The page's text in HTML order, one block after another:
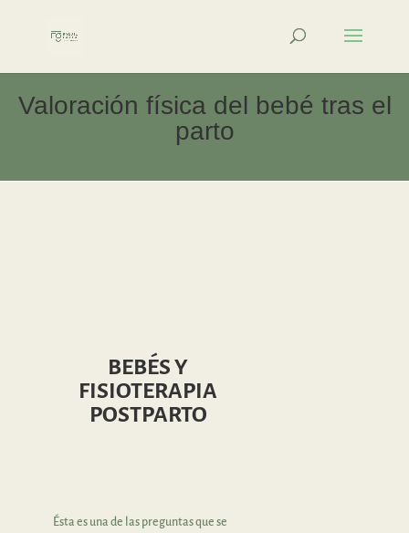
Valoración física del bebé tras el
parto
BEBÉS Y
FISIOTERAPIA
POSTPARTO
Ésta es una de las preguntas que se